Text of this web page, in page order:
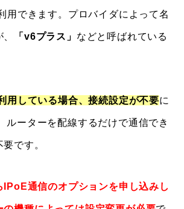
用できます。プロバイダによって名
「v6プラス」 などと呼ばれている
用している場合、接続設定が不要に
ルーターを配線するだけで通信でき
です。
IPoE通信のオプションを申し込みし